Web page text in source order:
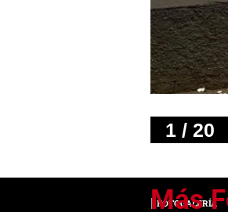
1 / 20
FOTOGALERÍA